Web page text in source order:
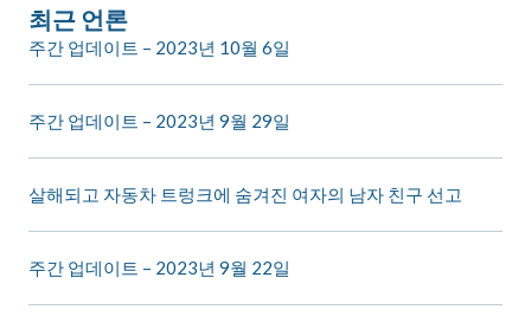
최근 언론
주간 업데이트 – 2023년 10월 6일
주간 업데이트 – 2023년 9월 29일
살해되고 자동차 트렁크에 숨겨진 여자의 남자 친구 선고
주간 업데이트 – 2023년 9월 22일